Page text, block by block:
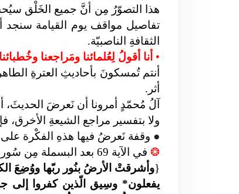
هذا التصوّرُ مِن أنَّ جميع الخَلْق
تفاصيل مواقف يوم القيامة سنجد
الثقافةِ الناصبيّة.
• أنا أقولُ لِعُلمائنا ومَراجعنا
أنتم تُمسكونَ بأحاديثِ العترةِ
أثر.
آلُ مُحمّدٍ أمرونا أن نَعرضَ الحديثَ،
ولا بتفسير مراجع الشيعةِ الأخرق،
● وقفة نَعرضُ فيها هذهِ الفكْرة على
❂ في الآية 69 بعد البسملة مِن سُورة الزُمر وما بعدها:
{وأشرقتْ الأرضُ بنُور ربّها ووُضِعَ
يفعلون* وسِيق الّذين كفروا إلى